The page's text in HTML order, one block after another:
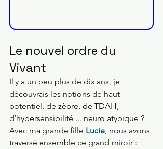
Le nouvel ordre du
Vivant
Il y a un peu plus de dix ans, je
découvrais les notions de haut
potentiel, de zèbre, de TDAH,
d’hypersensibilité ... neuro atypique ?
Avec ma grande fille Lucie, nous avons
traversé ensemble ce grand miroir :